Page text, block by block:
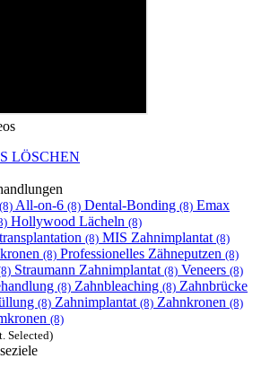
LÖSCHEN
(8) All-on-6 (8) Dental-Bonding (8) Emax
Hollywood Lächeln (8)
(8) MIS Zahnimplantat (8)
(8) Professionelles Zähneputzen (8)
Straumann Zahnimplantat (8) Veneers (8)
(8) Zahnbleaching (8) Zahnbrücke
(8) Zahnimplantat (8) Zahnkronen (8)
(8)
Selected)